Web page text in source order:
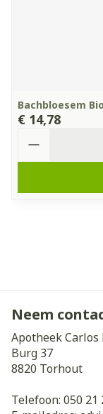
Bachbloesem
€ 14,78
Neem
Apotheek Carlos
Burg 37
8820 Torhout
Telefoon: 050 21